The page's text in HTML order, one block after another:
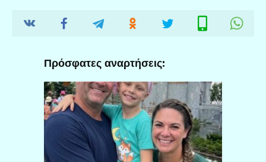
Πρόσφατες αναρτήσεις: